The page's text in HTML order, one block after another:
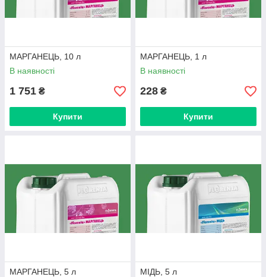
МАРГАНЕЦЬ, 10 л
В наявності
1 751 ₴
Купити
МАРГАНЕЦЬ, 1 л
В наявності
228 ₴
Купити
МАРГАНЕЦЬ, 5 л
МІДЬ, 5 л